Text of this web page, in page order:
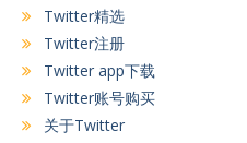
Twitter精选
Twitter注册
Twitter app下载
Twitter账号购买
关于Twitter